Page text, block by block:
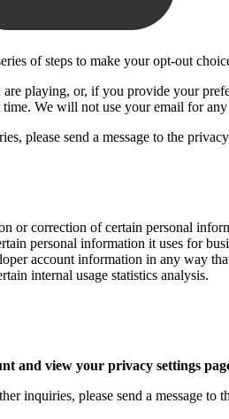
of steps to make your opt-out
playing, or, if you provide your
We will not use your email for
please send a message to the
or correction of certain personal
personal information it uses for
account information in any way
internal usage statistics analysis.
and view your privacy settings
inquiries, please send a message to